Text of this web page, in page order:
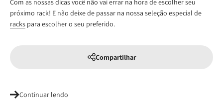
Com as nossas dicas você não vai errar na hora de escolher seu
próximo rack! E não deixe de passar na nossa seleção especial de
racks para escolher o seu preferido.
Compartilhar
Continuar lendo